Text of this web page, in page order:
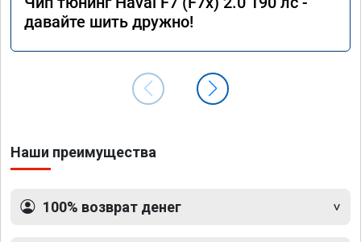
давайте шить дружно!
Наши преимущества
100% возврат денег